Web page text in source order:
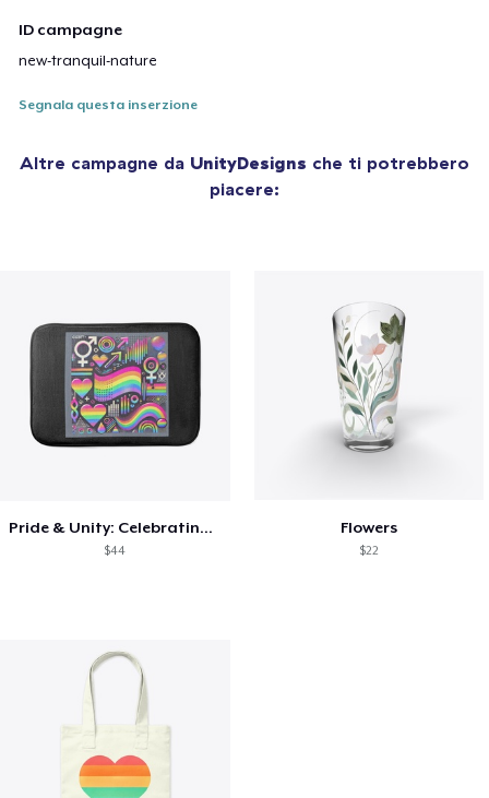
ID campagne
new-tranquil-nature
Segnala questa inserzione
Altre campagne da UnityDesigns che ti potrebbero
piacere:
Pride & Unity: Celebrating Diversity
$44
Flowers
$22